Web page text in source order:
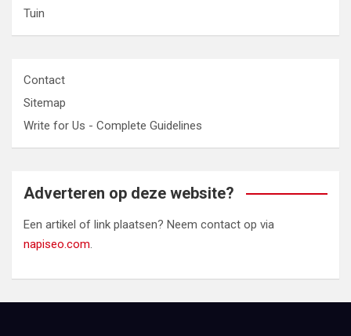
Tuin
Contact
Sitemap
Write for Us - Complete Guidelines
Adverteren op deze website?
Een artikel of link plaatsen? Neem contact op via
napiseo.com.